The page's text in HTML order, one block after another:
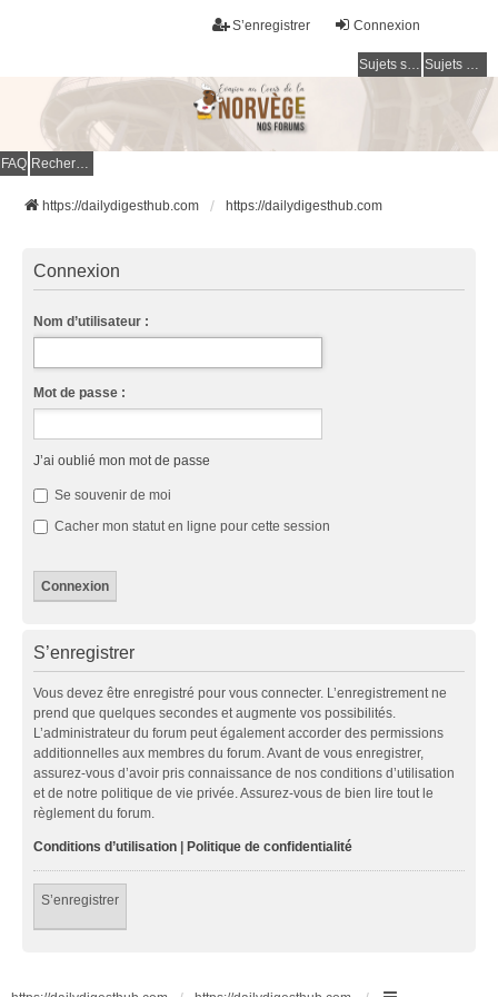
Connexion
S’enregistrer
Sujets sans réponse Sujets actifs
FAQ Rechercher
https://dailydigesthub.com https://dailydigesthub.com
Connexion
Nom d’utilisateur :
Mot de passe :
J’ai oublié mon mot de passe
Se souvenir de moi
Cacher mon statut en ligne pour cette session
S’enregistrer
Vous devez être enregistré pour vous connecter. L’enregistrement ne
prend que quelques secondes et augmente vos possibilités.
L’administrateur du forum peut également accorder des permissions
additionnelles aux membres du forum. Avant de vous enregistrer,
assurez-vous d’avoir pris connaissance de nos conditions d’utilisation
et de notre politique de vie privée. Assurez-vous de bien lire tout le
règlement du forum.
Conditions d’utilisation Politique de confidentialité
S’enregistrer